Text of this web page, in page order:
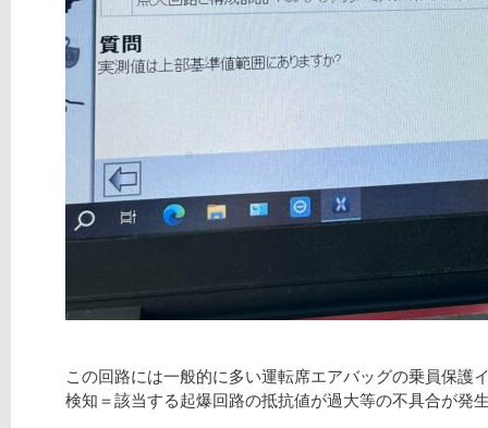
この回路には一般的に多い運転席エアバッグの乗員保護
検知＝該当する起爆回路の抵抗値が過大等の不具合が発